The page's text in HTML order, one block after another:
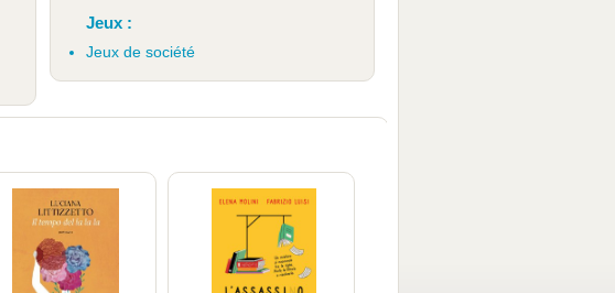
Jeux :
Jeux de société